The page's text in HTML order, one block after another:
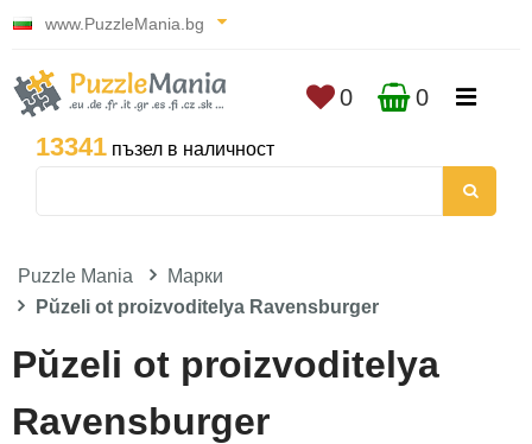
www.PuzzleMania.bg
13341 пъзел в наличност
0 0
Puzzle Mania
Марки
Pŭzeli ot proizvoditelya Ravensburger
Pŭzeli ot proizvoditelya
Ravensburger